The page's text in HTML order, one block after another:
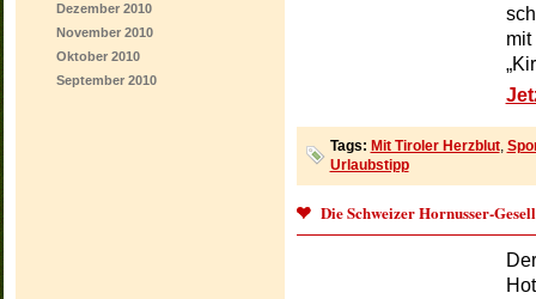
Dezember 2010
November 2010
Oktober 2010
September 2010
mit
Tags: Mit Tiroler Herzblut,
Urlaubstipp
Die Schweizer Hornusser-